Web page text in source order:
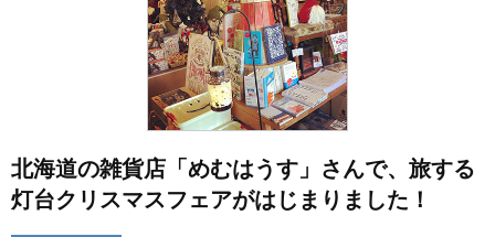
北海道の雑貨店「めむはうす」さんで、旅する
灯台クリスマスフェアがはじまりました！